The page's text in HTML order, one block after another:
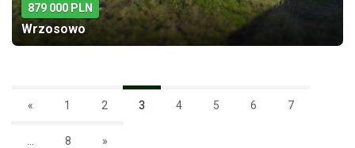
879 000 PLN
Wrzosowo
« 1 2 3 4 5 6 7
8 »